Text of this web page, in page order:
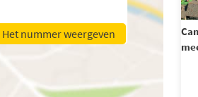
Het nummer weergeven